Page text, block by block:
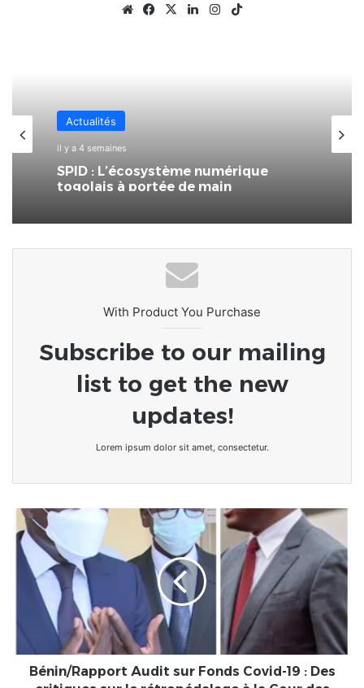
WebsiteFacebook
X LinkedinInstagram
Actualités
il y a 4 semaines
SPID : L’écosystème numérique
togolais à portée de main
With Product You Purchase
Subscribe to our mailing
list to get the new
updates!
Lorem ipsum dolor sit amet, consectetur.
Bénin/Rapport
Audit
sur
Fonds
Covid-
Des
critiques
Bénin/Rapport Audit sur Fonds Covid-19 : Des